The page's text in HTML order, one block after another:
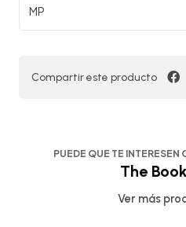
MP
Compartir este producto
PUEDE QUE TE
The
Ver más